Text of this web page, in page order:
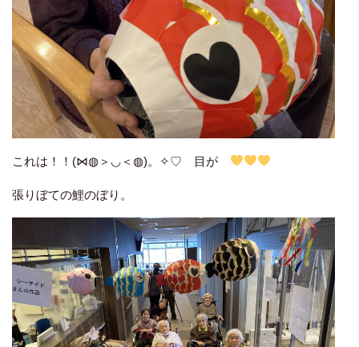
これは！！(⋈◍＞◡＜◍)。✧♡ 目が
張りぼての鯉のぼり。